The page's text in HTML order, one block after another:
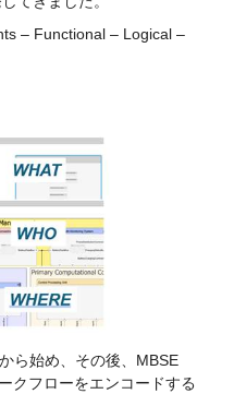
– Functional – Logical –
ら始め、その後、MBSE
クフローをエンコードする